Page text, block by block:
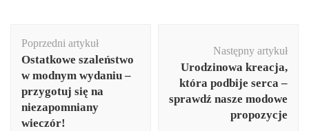
wpisu
Poprzedni artykuł
Ostatkowe szaleństwo
w modnym wydaniu –
przygotuj się na
niezapomniany
wieczór!
Następny artykuł
Urodzinowa kreacja,
która podbije serca –
sprawdź nasze modowe
propozycje